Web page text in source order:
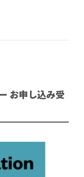
お申し込み受